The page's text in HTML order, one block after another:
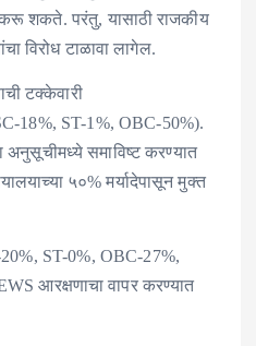
शकते. परंतु, यासाठी राजकीय
विरोध टाळावा लागेल.
टक्केवारी
18%, ST-1%, OBC-50%).
अनुसूचीमध्ये समाविष्ट करण्यात
५०% मर्यादेपासून मुक्त
ST-0%, OBC-27%,
आरक्षणाचा वापर करण्यात